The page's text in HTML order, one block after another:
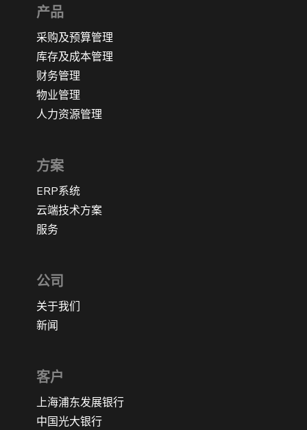
产品
采购及预算管理
库存及成本管理
财务管理
物业管理
人力资源管理
方案
ERP系统
云端技术方案
服务
公司
关于我们
新闻
客户
上海浦东发展银行
中国光大银行